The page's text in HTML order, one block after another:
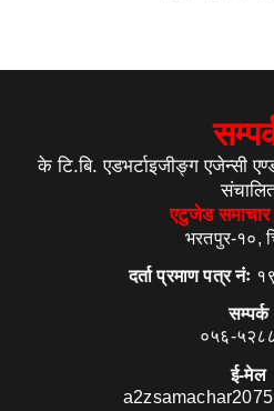
के टि.बि. एडभर्टाइजीङ्ग एजेन्सी एण्ड
एटुजेड
भरतपुर-१०,
दर्ता प्रमाण पत्र नंः
सम्पर्क
०५६-
ई-मेल